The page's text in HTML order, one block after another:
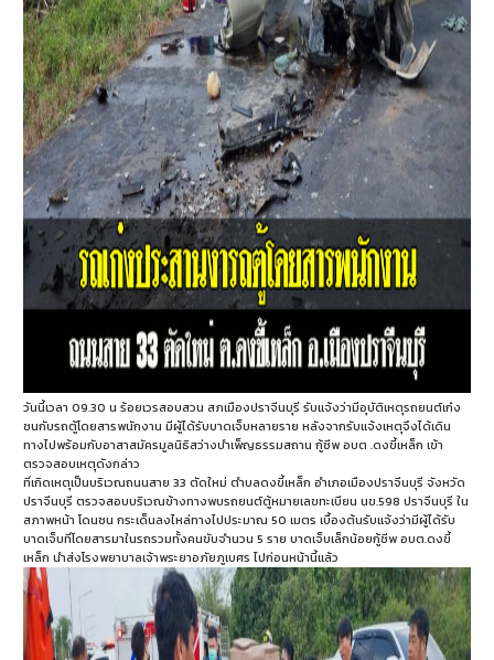
วันนี้เวลา 09.30 น ร้อยเวรสอบสวน สภเมืองปราจีนบุรี รับแจ้งว่ามีอุบัติเหตุรถยนต์เก๋ง
ชนกับรถตู้โดยสารพนักงาน มีผู้ได้รับบาดเจ็บหลายราย หลังจากรับแจ้งเหตุจึงได้เดิน
ทางไปพร้อมกับอาสาสมัครมูลนิธิสว่างบำเพ็ญธรรมสถาน กู้ชีพ อบต .ดงขี้เหล็ก เข้า
ตรวจสอบเหตุดังกล่าว
ที่เกิดเหตุเป็นบริเวณถนนสาย 33 ตัดใหม่ ตำบลดงขี้เหล็ก อำเภอเมืองปราจีนบุรี จังหวัด
ปราจีนบุรี ตรวจสอบบริเวณข้างทางพบรถยนต์ตู้หมายเลขทะเบียน นข.598 ปราจีนบุรี ใน
สภาพหน้า โดนชน กระเด็นลงไหล่ทางไปประมาณ 50 เมตร เบื้องต้นรับแจ้งว่ามีผู้ได้รับ
บาดเจ็บที่โดยสารมาในรถรวมทั้งคนขับจำนวน 5 ราย บาดเจ็บเล็กน้อยกู้ชีพ อบต.ดงขี้
เหล็ก นำส่งโรงพยาบาลเจ้าพระยาอภัยภูเบศร ไปก่อนหน้านี้แล้ว